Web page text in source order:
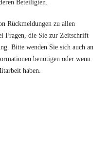
Beteiligten.
Rückmeldungen zu allen
Fragen, die Sie zur Zeitschrift
Bitte wenden Sie sich auch an
benötigen oder wenn
haben.